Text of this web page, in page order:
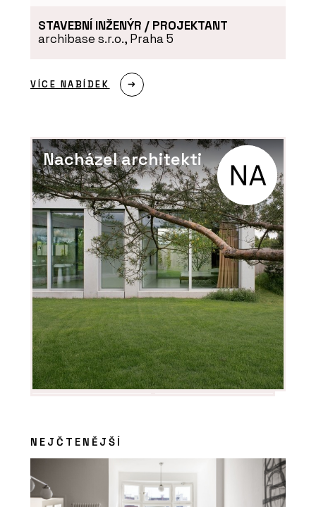
STAVEBNÍ INŽENÝR / PROJEKTANT
archibase s.r.o., Praha 5
VÍCE NABÍDEK
Nacházel architekti
NEJČTENĚJŠÍ